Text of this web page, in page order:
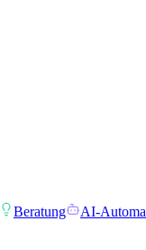
Beratung AI-